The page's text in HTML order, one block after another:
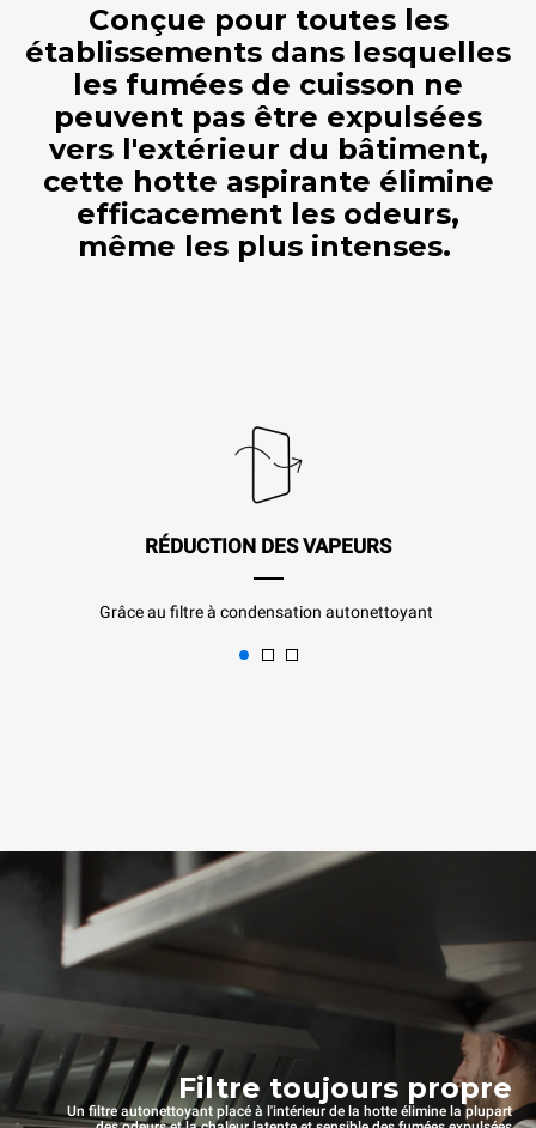
Conçue pour toutes les
établissements dans lesquelles
les fumées de cuisson ne
peuvent pas être expulsées
vers l'extérieur du bâtiment,
cette hotte aspirante élimine
efficacement les odeurs,
même les plus intenses.
RÉDUCTION DES VAPEURS
Grâce au filtre à condensation autonettoyant
Filtre toujours propre
Un filtre autonettoyant placé à l'intérieur de la hotte élimine la plupart